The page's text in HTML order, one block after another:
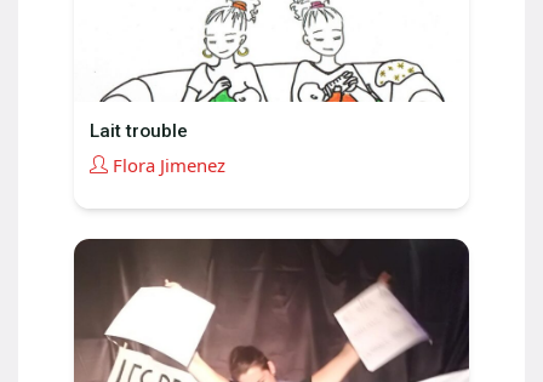
Lait trouble
Flora Jimenez